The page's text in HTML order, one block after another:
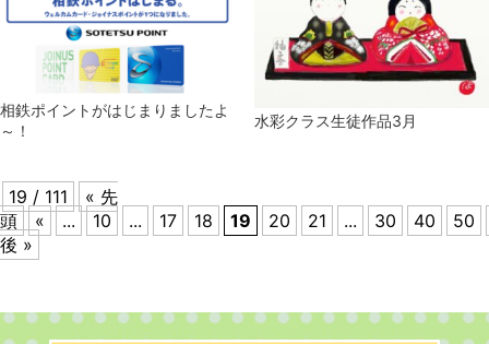
相鉄ポイントがはじまりましたよ
～！
水彩クラス生徒作品3月
19 / 111
« 先
頭
« ... 10 ... 17 18 19 20 21 ... 30 40
50
後 »